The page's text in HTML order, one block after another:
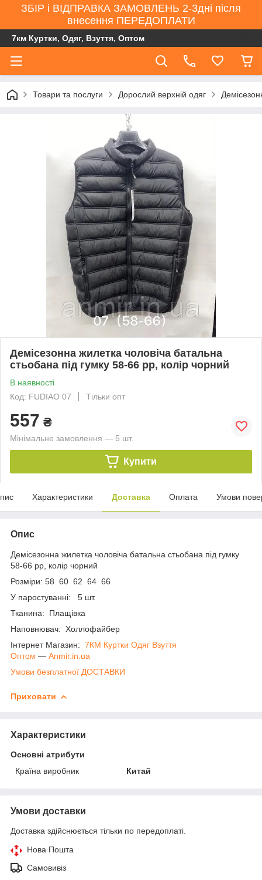
ЗБІР і ВІДПРАВКА ЗАМОВЛЕНЬ 2-3дні після
внесення ПЕРЕДОПЛАТИ
7км Куртки, Одяг, Взуття, Оптом
Товари та послуги Дорослий верхній одяг
Демісезонна жилетка чоловіча батальна
стьобана під гумку 58-66 рр, колір чорний
В наявності
Код: FUDIAO 07
Тільки опт
557 ₴
Мінімальне замовлення — 5 шт.
Купити
Характеристики Доставка Оплата Умови
Опис
Демісезонна жилетка чоловіча батальна стьобана під гумку
58-66 рр, колір чорний
Розміри: 58 60 62 64 66
У паростуванні: 5 шт.
Тканина: Плащівка
Наповнювач: Холлофайбер
Інтернет Магазин: 7КМ Куртки Одяг Взуття
Оптом ― Anmir.in.ua
Умови безплатної ДОСТАВКИ
Приховати
Характеристики
Основні атрибути
Країна виробник
Китай
Умови доставки
Доставка здійснюється тільки по передоплаті.
Нова Пошта
Самовивіз